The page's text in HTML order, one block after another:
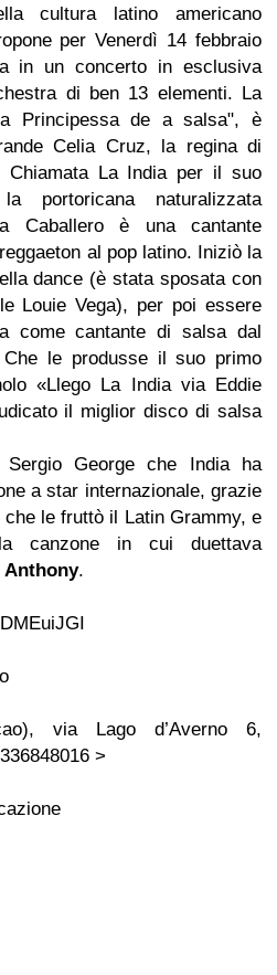
cultura latino americano
per Venerdì 14 febbraio
in un concerto in esclusiva
di ben 13 elementi. La
Principessa de a salsa", è
Celia Cruz, la regina di
Chiamata La India per il suo
portoricana naturalizzata
Caballero è una cantante
al pop latino. Iniziò la
dance (è stata sposata con
Louie Vega), per poi essere
come cantante di salsa dal
le produsse il suo primo
«Llego La India via Eddie
il miglior disco di salsa
George che India ha
a star internazionale, grazie
le fruttò il Latin Grammy, e
canzone in cui duettava
Anthony.
via Lago d’Averno 6,
>